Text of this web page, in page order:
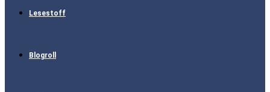
Lesestoff
Blogroll